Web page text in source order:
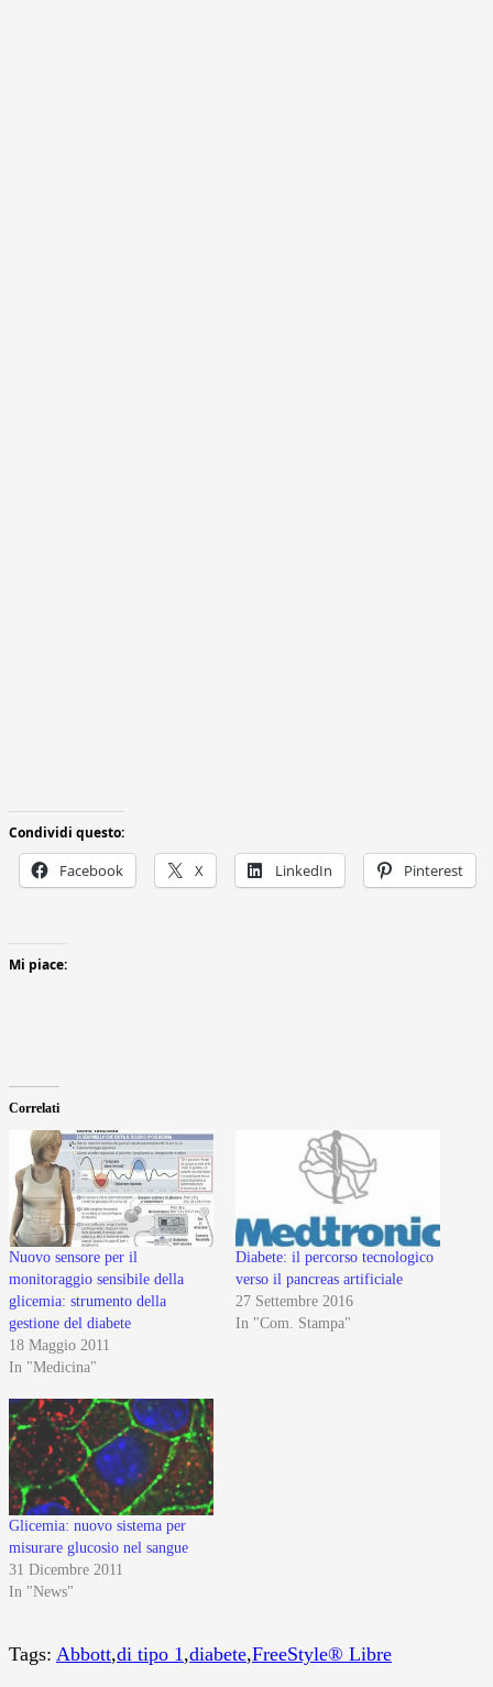
Condividi questo:
Facebook X LinkedIn Pinterest
Mi piace:
Correlati
Nuovo sensore per il
monitoraggio sensibile della
glicemia: strumento della
gestione del diabete
18 Maggio 2011
In "Medicina"
Diabete: il percorso tecnologico
verso il pancreas artificiale
27 Settembre 2016
In "Com. Stampa"
Glicemia: nuovo sistema per
misurare glucosio nel sangue
31 Dicembre 2011
In "News"
Tags: Abbott,di tipo 1,diabete,FreeStyle® Libre